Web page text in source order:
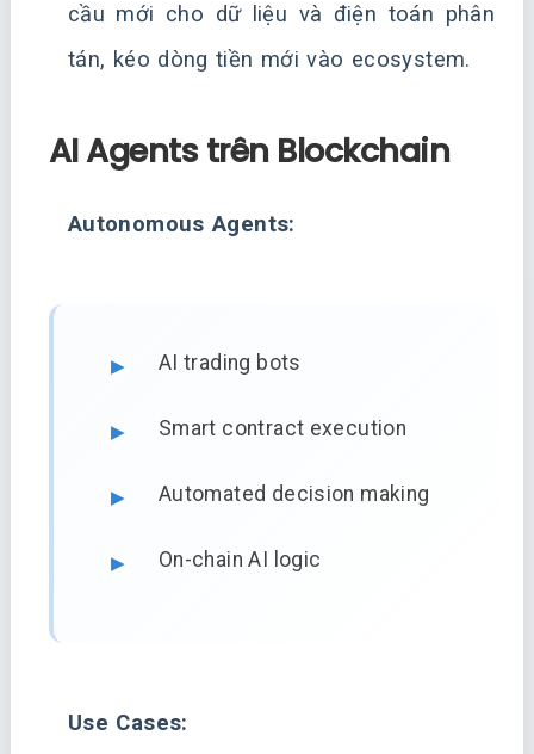
cầu mới cho dữ liệu và điện toán phân
tán, kéo dòng tiền mới vào ecosystem.
AI Agents trên Blockchain
Autonomous Agents:
AI trading bots
Smart contract execution
Automated decision making
On-chain AI logic
Use Cases: